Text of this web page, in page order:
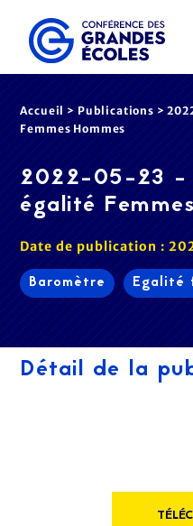
Accueil > Publications >
Femmes Hommes
2022-05-23 -
égalité
Date de publication :
Baromètre Egalité
Détail de la